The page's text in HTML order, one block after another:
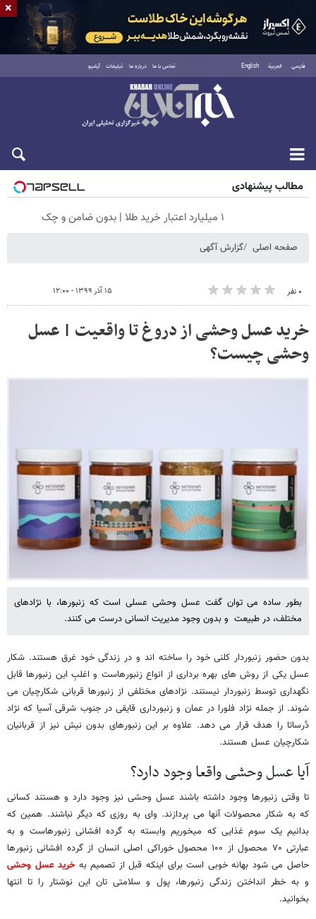
فارسی العربية English تماس با ما درباره ما تبلیغات آرشیو
جمعه ۱۶ مرداد ۱۴۰۵
مطالب پیشنهادی
۱ میلیارد اعتبار خرید طلا | بدون ضامن و چک
صفحه اصلی گزارش آگهی
۰ نفر ۱۵ آذر ۱۳۹۹ - ۱۲:۰۰
خرید عسل وحشی از دروغ تا واقعیت | عسل
وحشی چیست؟
بطور ساده می توان گفت عسل وحشی عسلی است که زنبورها، با نژادهای
مختلف، در طبیعت و بدون وجود مدیریت انسانی درست می کنند.
بدون حضور زنبوردار کلنی خود را ساخته اند و در زندگی خود غرق هستند. شکار
عسل یکی از روش های بهره برداری از انواع زنبورهاست و اغلبِ این زنبورها قابل
نگهداری توسط زنبوردار نیستند. نژادهای مختلفی از زنبورها قربانی شکارچیان می
شوند. از جمله نژاد فلورا در عمان و زنبورداری قایقی در جنوب شرقی آسیا که نژاد
دٌرساتا را هدف قرار می دهد. علاوه بر این زنبورهای بدون نیش نیز از قربانیان
شکارچیان عسل هستند.
آیا عسل وحشی واقعا وجود دارد؟
تا وقتی زنبورها وجود داشته باشند عسل وحشی نیز وجود دارد و هستند کسانی
که به شکار محصولات آنها می پردازند. وای به روزی که دیگر نباشند. همین که
بدانیم یک سوم غذایی که میخوریم وابسته به گرده افشانی زنبورهاست و به
عبارتی ۷۰ محصول از ۱۰۰ محصول خوراکی اصلی انسان از گرده افشانی زنبورها
حاصل می شود بهانه خوبی است برای اینکه قبل از تصمیم بهخرید عسل وحشی
و به خطر انداختن زندگی زنبورها، پول و سلامتی تان این نوشتار را تا انتها
بخوانید.
×